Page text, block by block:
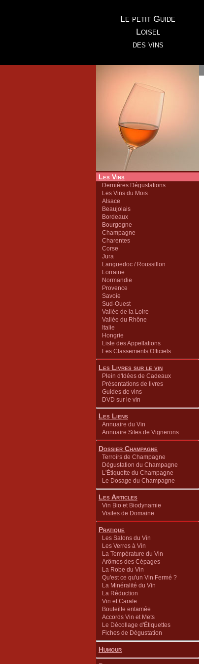
Le petit Guide
Loisel
des vins
Les Vins
Dernières Dégustations
Les Vins du Mois
Alsace
Beaujolais
Bordeaux
Bourgogne
Champagne
Charentes
Corse
Jura
Languedoc / Roussillon
Lorraine
Normandie
Provence
Savoie
Sud-Ouest
Vallée de la Loire
Vallée du Rhône
Italie
Hongrie
Liste des Appellations
Les Classements Officiels
Les Livres sur le vin
Plein d'Idées de Cadeaux
Présentations de livres
Guides de vins
DVD sur le vin
Les Liens
Annuaire du Vin
Annuaire Sites de Vignerons
Dossier Champagne
Terroirs de Champagne
Dégustation du Champagne
L'Étiquette du Champagne
Le Dosage du Champagne
Les Articles
Vin Bio et Biodynamie
Visites de Domaine
Pratique
Les Salons du Vin
Les Verres à Vin
La Température du Vin
Arômes des Cépages
La Robe du Vin
Qu'est ce qu'un Vin Fermé ?
La Minéralité du Vin
La Réduction
Vin et Carafe
Bouteille entamée
Accords Vin et Mets
Le Décollage d'Étiquettes
Fiches de Dégustation
Humour